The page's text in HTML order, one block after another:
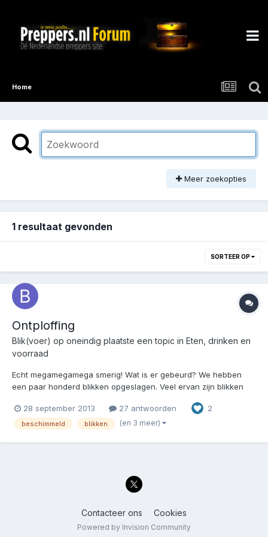
Home
Meer zoekopties
1 resultaat gevonden
SORTEER OP
Ontploffing
Blik(voer) op oneindig plaatste een topic in Eten, drinken en
voorraad
Echt megamegamega smerig! Wat is er gebeurd? We hebben
een paar honderd blikken opgeslagen. Veel ervan zijn blikken
kop. Dit ivm roestvorming etc. Blijkbaar hebben die handige
opentreklipblikken maar een heel klein tikkie...
28 september 2013 27 antwoorden 2
beschimmeld blikken (en 3 meer)
Contacteer ons Cookies
Powered by Invision Community